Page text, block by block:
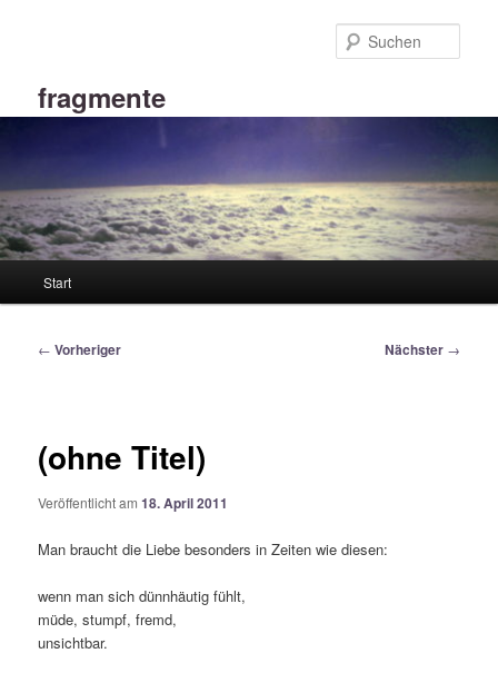
fragmente
Start
Beitragsnavigation
← Vorheriger Nächster →
(ohne Titel)
Veröffentlicht am18. April 2011
Man braucht die Liebe besonders in Zeiten wie diesen:
wenn man sich dünnhäutig fühlt,
müde, stumpf, fremd,
unsichtbar.